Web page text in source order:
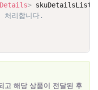
> skuDetailsList
리합니다.
고 해당 상품이 전달된 후